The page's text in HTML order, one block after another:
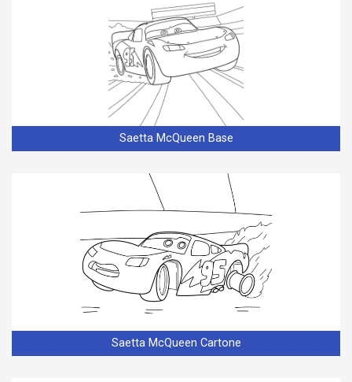
Saetta McQueen Base
Saetta McQueen Cartone